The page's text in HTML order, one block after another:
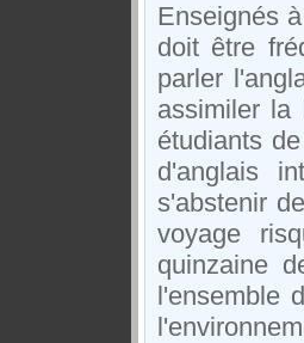
Enseignés
doit être
parler
assimiler la
étudiants
d'anglais
s'abstenir
voyage
quinzaine
l'ensemble